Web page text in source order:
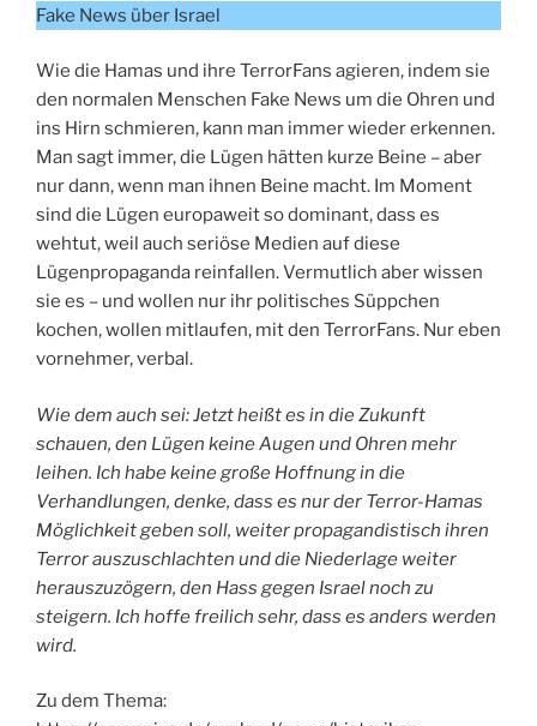
Fake News über Israel
Wie die Hamas und ihre TerrorFans agieren, indem sie
den normalen Menschen Fake News um die Ohren und
ins Hirn schmieren, kann man immer wieder erkennen.
Man sagt immer, die Lügen hätten kurze Beine – aber
nur dann, wenn man ihnen Beine macht. Im Moment
sind die Lügen europaweit so dominant, dass es
wehtut, weil auch seriöse Medien auf diese
Lügenpropaganda reinfallen. Vermutlich aber wissen
sie es – und wollen nur ihr politisches Süppchen
kochen, wollen mitlaufen, mit den TerrorFans. Nur eben
vornehmer, verbal.
Wie dem auch sei: Jetzt heißt es in die Zukunft
schauen, den Lügen keine Augen und Ohren mehr
leihen. Ich habe keine große Hoffnung in die
Verhandlungen, denke, dass es nur der Terror-Hamas
Möglichkeit geben soll, weiter propagandistisch ihren
Terror auszuschlachten und die Niederlage weiter
herauszuzögern, den Hass gegen Israel noch zu
steigern. Ich hoffe freilich sehr, dass es anders werden
wird.
Zu dem Thema: